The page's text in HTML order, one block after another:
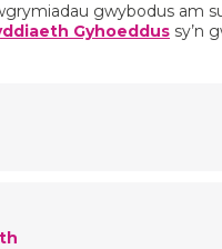
gwybodus am
Gyhoeddus sy’n